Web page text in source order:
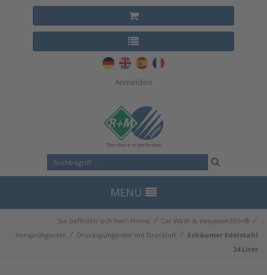
Anmelden
MENU
Sie befinden sich hier: Home ⁄ Car Wash & easywash365+® ⁄
Vorsprühgeräte ⁄ Druckspühgeräte mit Druckluft ⁄ Schäumer Edelstahl
24 Liter